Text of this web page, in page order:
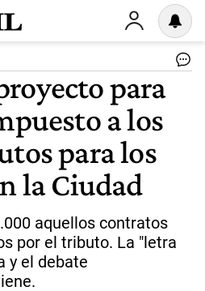
para
a los
para los
la Ciudad
aquellos contratos
por el tributo. La "letra
y el debate